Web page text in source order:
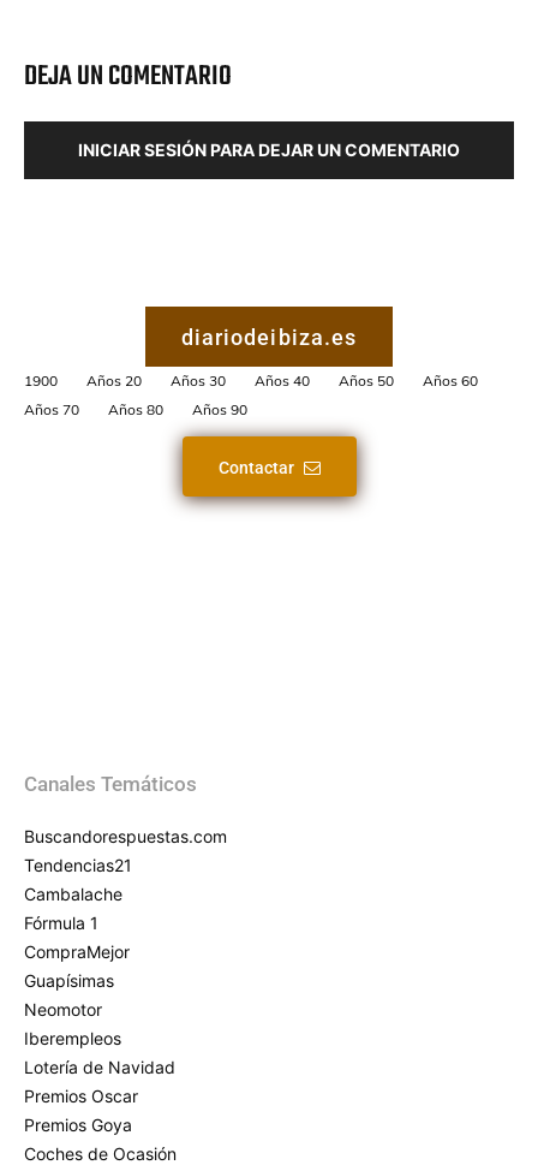
DEJA UN COMENTARIO
INICIAR SESIÓN PARA DEJAR UN COMENTARIO
diariodeibiza.es
1900 Años 20 Años 30 Años 40 Años 50
Años 60
Años 70
Años 80 Años 90
Contactar
Canales Temáticos
Buscandorespuestas.com
Tendencias21
Cambalache
Fórmula 1
CompraMejor
Guapísimas
Neomotor
Iberempleos
Lotería de Navidad
Premios Oscar
Premios Goya
Coches de Ocasión